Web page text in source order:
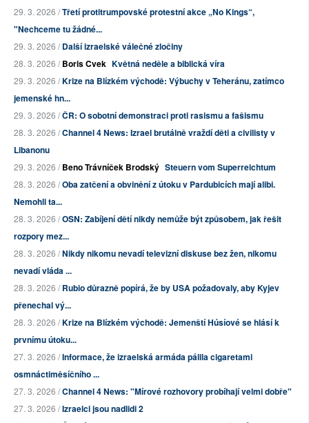
29. 3. 2026 /Třetí protitrumpovské protestní akce „No Kings“,
"Nechceme tu žádné...
29. 3. 2026 /Další izraelské válečné zločiny
28. 3. 2026 /Boris Cvek Květná neděle a biblická víra
29. 3. 2026 /Krize na Blízkém východě: Výbuchy v Teheránu, zatímco
jemenské hn...
29. 3. 2026 /ČR: O sobotní demonstraci proti rasismu a fašismu
28. 3. 2026 /Channel 4 News: Izrael brutálně vraždí děti a civilisty v
Libanonu
29. 3. 2026 /Beno Trávníček Brodský Steuern vom Superreichtum
28. 3. 2026 /Oba zatčení a obvinění z útoku v Pardubicích mají alibi.
Nemohli ta...
28. 3. 2026 /OSN: Zabíjení dětí nikdy nemůže být způsobem, jak řešit
rozpory mez...
28. 3. 2026 /Nikdy nikomu nevadí televizní diskuse bez žen, nikomu
nevadí vláda ...
28. 3. 2026 /Rubio důrazně popírá, že by USA požadovaly, aby Kyjev
přenechal vý...
28. 3. 2026 /Krize na Blízkém východě: Jemenští Húsíové se hlásí k
prvnímu útoku...
27. 3. 2026 /Informace, že izraelská armáda pálila cigaretami
osmnáctiměsíčního ...
27. 3. 2026 /Channel 4 News: "Mírové rozhovory probíhají velmi dobře"
27. 3. 2026 /Izraelci jsou nadlidi 2